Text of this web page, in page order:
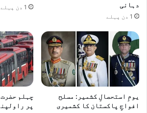
دہانی
1 دن پہلے
1 دن پہلے
یومِ استحصالِ کشمیر: مسلح
افواجِ پاکستان کا کشمیری
چہلم
پر